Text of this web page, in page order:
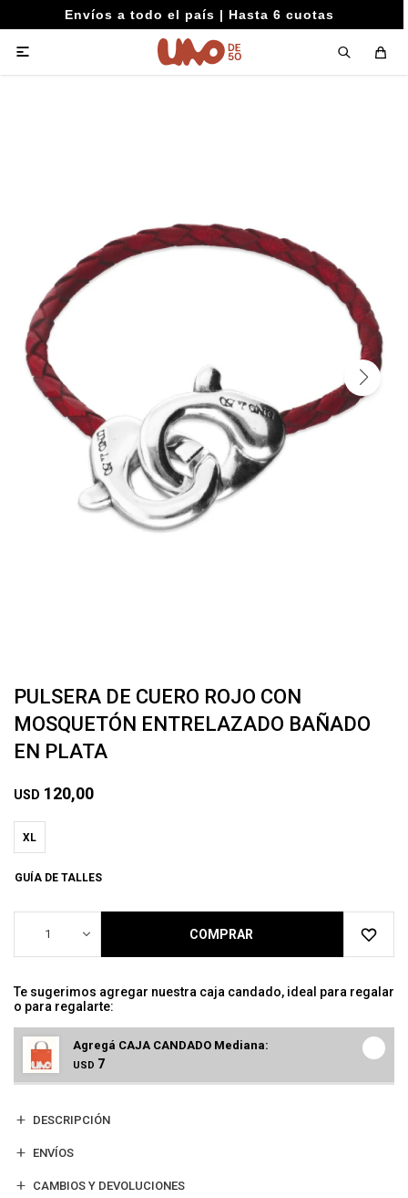
Envíos a todo el país | Hasta 6 cuotas

PULSERA DE CUERO ROJO CON
MOSQUETÓN ENTRELAZADO BAÑADO
EN PLATA
USD 120,00
XL
GUÍA DE TALLES
1 COMPRAR
Te sugerimos agregar nuestra caja candado, ideal para regalar
o para regalarte:
Agregá CAJA CANDADO Mediana:
USD 7
DESCRIPCIÓN
ENVÍOS
CAMBIOS Y DEVOLUCIONES